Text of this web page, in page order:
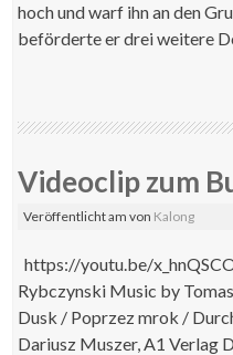
hoch und warf ihn an den
beförderte er drei weitere
Videoclip zum
Veröffentlicht amvon Kalong
https://youtu.be/
Rybczynski Music by
Dusk / Poprzez mrok /
Dariusz Muszer, A1 Verlag